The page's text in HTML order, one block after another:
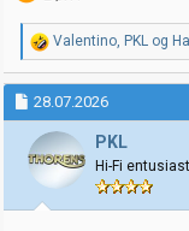
R
e
a
k
s
j
o
r
Valentino, PKL og
28.07.2026
PKL
Hi-Fi entusiast